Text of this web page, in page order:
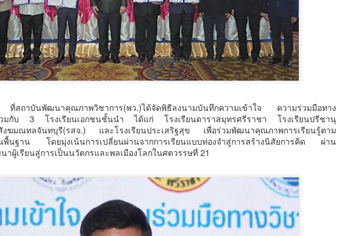
บันพัฒนาคุณภาพวิชาการ(พว.)ได้จัดพิธีลงนามบันทึกความเข้าใจ ความร่วมมือทาง
มกับ 3 โรงเรียนเอกชนชั้นนำ ได้แก่ โรงเรียนดาราสมุทรศรีราชา โรงเรียนปรีชานุ
สังฆมณทลจันทบุรี(รสจ.) และโรงเรียนประเสริฐสุข เพื่อร่วมพัฒนาคุณภาพการเรียนรู้ตาม
พื้นฐาน โดยมุ่งเน้นการเปลี่ยนผ่านจากการเรียนแบบท่องจำสู่การสร้างนิสัยการคิด ผ่าน
าผู้เรียนสู่การเป็นนวัตกรและพลเมืองโลกในศตวรรษที่ 21
จุลพันธ์” ส่งโฆษก
โครงการ “กระทรวง
แรงงานสร้างโอกาส
ร้างอาชีพ” เดินหน้า
ฒนาแรงงานศรีสะเกษ
AUG
กรมการท่องเที่ยวปั้นผู้
ต่างชาติมืออาชีพ เสริม
ความพร้อมไทยสู่
ศูนย์กลางการถ่ายทำ
ระดับนานาชาติ
ร้อน–อาหารเอเชีย–
ผลิตภัณฑ์สัตว์เลี้ยง
ศักยภาพขยายตลา
มกอช. ชี้ชิลีเปิดโอกาสสินค้า